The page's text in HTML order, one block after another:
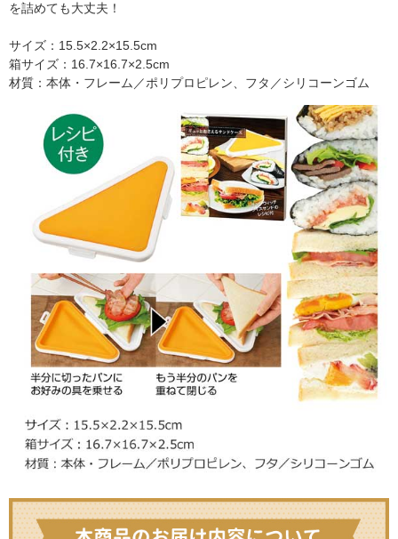
を詰めても大丈夫！
サイズ：15.5×2.2×15.5cm
箱サイズ：16.7×16.7×2.5cm
材質：本体・フレーム／ポリプロピレン、フタ／シリコーンゴム